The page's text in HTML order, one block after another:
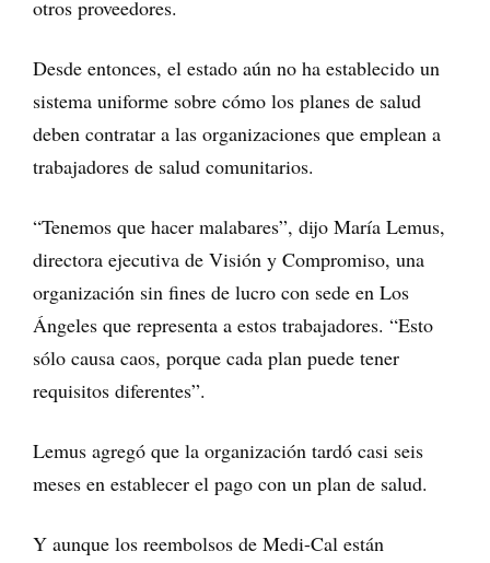
otros proveedores.
Desde entonces, el estado aún no ha establecido un
sistema uniforme sobre cómo los planes de salud
deben contratar a las organizaciones que emplean a
trabajadores de salud comunitarios.
“Tenemos que hacer malabares”, dijo María Lemus,
directora ejecutiva de Visión y Compromiso, una
organización sin fines de lucro con sede en Los
Ángeles que representa a estos trabajadores. “Esto
sólo causa caos, porque cada plan puede tener
requisitos diferentes”.
Lemus agregó que la organización tardó casi seis
meses en establecer el pago con un plan de salud.
Y aunque los reembolsos de Medi-Cal están